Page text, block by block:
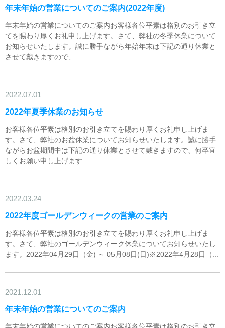
年末年始の営業についてのご案内(2022年度)
年末年始の営業についてのご案内お客様各位平素は格別のお引き立
てを賜わり厚くお礼申し上げます。さて、弊社の冬季休業について
お知らせいたします。誠に勝手ながら年始年末は下記の通り休業と
させて戴きますので、...
2022.07.01
2022年夏季休業のお知らせ
お客様各位平素は格別のお引き立てを賜わり厚くお礼申し上げま
す。さて、弊社のお盆休業についてお知らせいたします。誠に勝手
ながらお盆期間中は下記の通り休業とさせて戴きますので、何卒宜
しくお願い申し上げます...
2022.03.24
2022年度ゴールデンウィークの営業のご案内
お客様各位平素は格別のお引き立てを賜わり厚くお礼申し上げま
す。さて、弊社のゴールデンウィーク休業についてお知らせいたし
ます。2022年04月29日（金) ～ 05月08日(日)※2022年4月28日（...
2021.12.01
年末年始の営業についてのご案内